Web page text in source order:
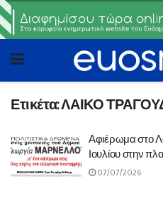
Ετικέτα:ΛΑΙΚΟ
Αφιέρωμα στο
Ιουλίου στην
07/07/2026